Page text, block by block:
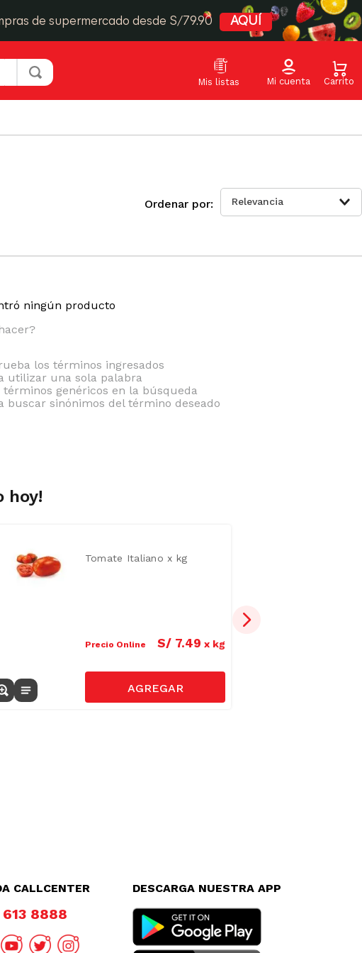
de supermercado desde S/79.90 AQUÍ
Relevancia
ningún producto
los términos ingresados
utilizar una sola palabra
términos genéricos en la búsqueda
buscar sinónimos del término deseado
hoy!
Tomate Italiano x kg
Precio Online S/ 7.49 x kg
CALLCENTER
613 8888
DESCARGA NUESTRA APP